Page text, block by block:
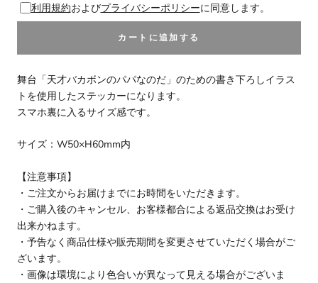
利用規約およびプライバシーポリシーに同意します。
カートに追加する
舞台「天才バカボンのパパなのだ」のための書き下ろしイラス
トを使用したステッカーになります。
スマホ裏に入るサイズ感です。
サイズ：W50×H60mm内
【注意事項】
・ご注文からお届けまでにお時間をいただきます。
・ご購入後のキャンセル、お客様都合による返品交換はお受け
出来かねます。
・予告なく商品仕様や販売期間を変更させていただく場合がご
ざいます。
・画像は環境により色合いが異なって見える場合がございま